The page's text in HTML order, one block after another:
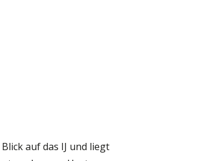
auf das IJ und liegt